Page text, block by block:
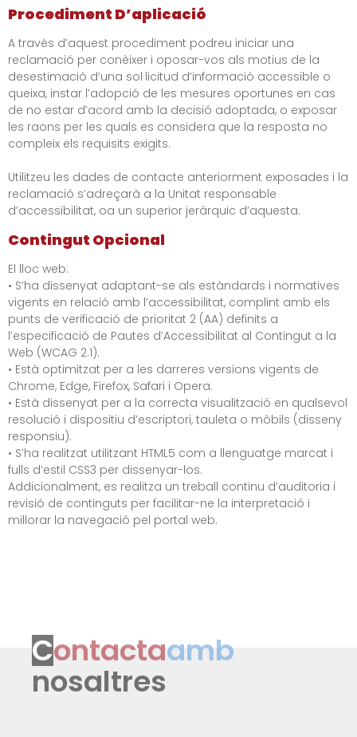
Procediment D’aplicació
A través d’aquest procediment podreu iniciar una
reclamació per conèixer i oposar-vos als motius de la
desestimació d’una sol·licitud d’informació accessible o
queixa, instar l’adopció de les mesures oportunes en cas
de no estar d’acord amb la decisió adoptada, o exposar
les raons per les quals es considera que la resposta no
compleix els requisits exigits.
Utilitzeu les dades de contacte anteriorment exposades i la
reclamació s’adreçarà a la Unitat responsable
d’accessibilitat, oa un superior jeràrquic d’aquesta.
Contingut Opcional
El lloc web:
• S’ha dissenyat adaptant-se als estàndards i normatives
vigents en relació amb l’accessibilitat, complint amb els
punts de verificació de prioritat 2 (AA) definits a
l’especificació de Pautes d’Accessibilitat al Contingut a la
Web (WCAG 2.1).
• Està optimitzat per a les darreres versions vigents de
Chrome, Edge, Firefox, Safari i Opera.
• Està dissenyat per a la correcta visualització en qualsevol
resolució i dispositiu d’escriptori, tauleta o mòbils (disseny
responsiu).
• S’ha realitzat utilitzant HTML5 com a llenguatge marcat i
fulls d’estil CSS3 per dissenyar-los.
Addicionalment, es realitza un treball continu d’auditoria i
revisió de continguts per facilitar-ne la interpretació i
millorar la navegació pel portal web.
Contactaamb
nosaltres